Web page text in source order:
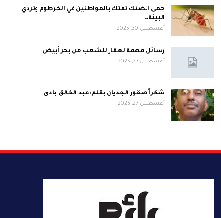
حمى الضنك تفتك بالمواطنين في الخرطوم وتردي
البيئة…
أغسطس 30, 2025
رسائل مهمة لعقار للشعب من بحر أبيض
أغسطس 27, 2025
شكراً صقور الجديان بقلم:عبد الخالق بادى
أغسطس 27, 2025